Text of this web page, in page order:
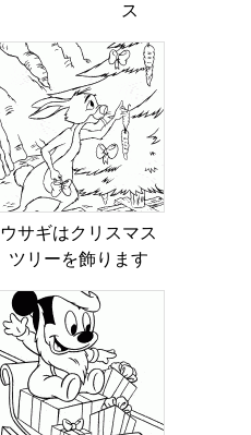
ス
ウサギはクリスマス
ツリーを飾ります